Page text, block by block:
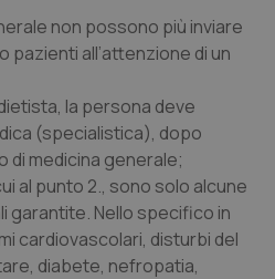
non possono più inviare
all’attenzione di un
la persona deve
(specialistica), dopo
di medicina generale;
al punto 2., sono solo alcune
garantite. Nello specifico in
cardiovascolari, disturbi del
diabete, nefropatia,